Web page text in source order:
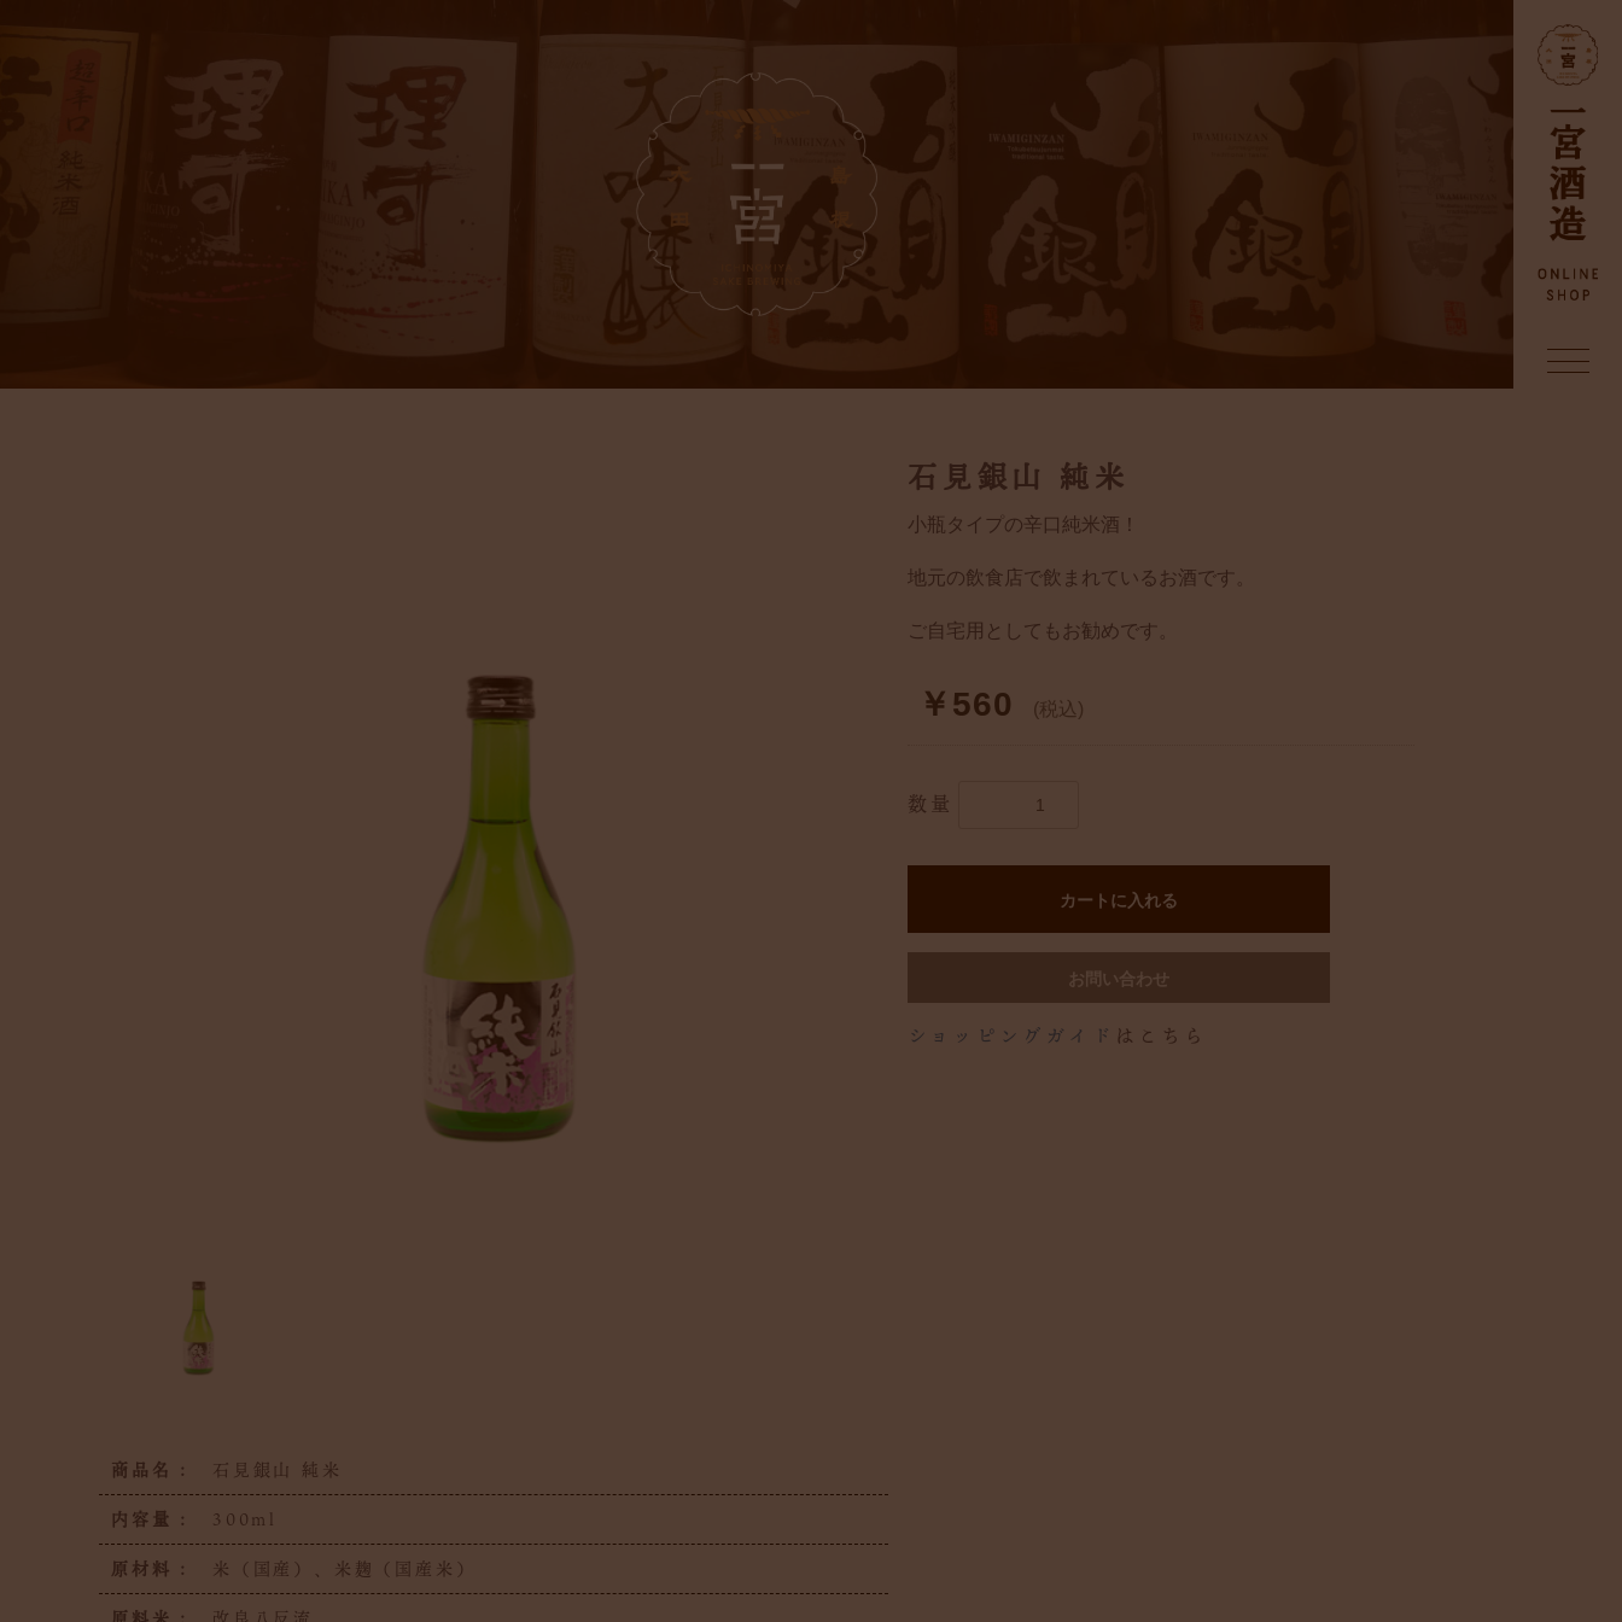
石見銀山 純米
小瓶タイプの辛口純米酒！
地元の飲食店で飲まれているお酒です。
ご自宅用としてもお勧めです。
￥560 (税込)
数量
カートに入れる
お問い合わせ
ショッピングガイド はこちら
商品名 :
石見銀山 純米
内容量 :
300ml
原材料 :
米（国産）、米麹（国産米）